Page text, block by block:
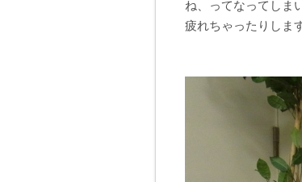
ね、ってなってしま
疲れちゃったりしま